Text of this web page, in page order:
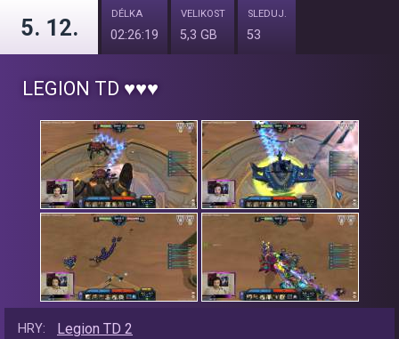
5. 12.
DÉLKA
02:26:19
VELIKOST
5,3 GB
SLEDUJ.
53
LEGION TD ♥♥♥
HRY: Legion TD 2